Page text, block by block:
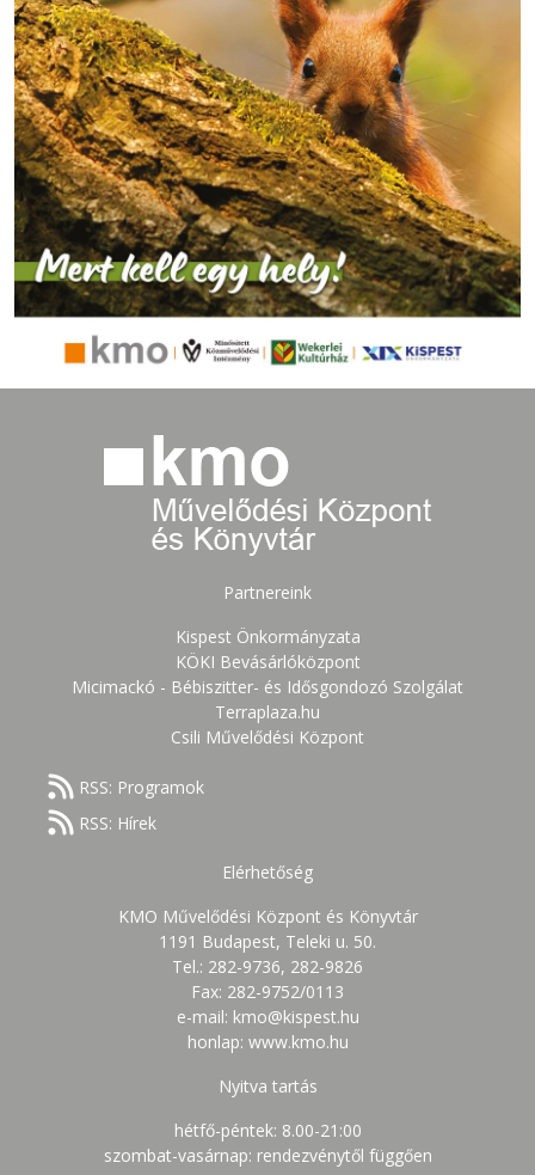
Partnereink
Kispest Önkormányzata
KÖKI Bevásárlóközpont
Micimackó - Bébiszitter- és Idősgondozó Szolgálat
Terraplaza.hu
Csili Művelődési Központ
RSS: Programok
RSS: Hírek
Elérhetőség
KMO Művelődési Központ és Könyvtár
1191 Budapest, Teleki u. 50.
Tel.: 282-9736, 282-9826
Fax: 282-9752/0113
e-mail: kmo@kispest.hu
honlap: www.kmo.hu
Nyitva tartás
hétfő-péntek: 8.00-21:00
szombat-vasárnap: rendezvénytől függően